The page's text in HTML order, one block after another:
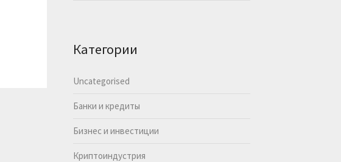
Категории
Uncategorised
Банки и кредиты
Бизнес и инвестиции
Криптоиндустрия